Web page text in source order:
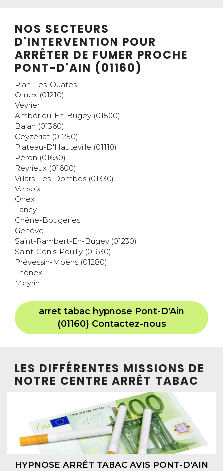
NOS SECTEURS
D'INTERVENTION POUR
ARRÊTER DE FUMER PROCHE
PONT-D'AIN (01160)
Plan-Les-Ouates
Ornex (01210)
Veyrier
Ambérieu-En-Bugey (01500)
Balan (01360)
Ceyzériat (01250)
Plateau-D'Hauteville (01110)
Péron (01630)
Reyrieux (01600)
Villars-Les-Dombes (01330)
Versoix
Onex
Lancy
Chêne-Bougeries
Genève
Saint-Rambert-En-Bugey (01230)
Saint-Genis-Pouilly (01630)
Prévessin-Moëns (01280)
Thônex
Meyrin
arret tabac hypnose Pont-D'Ain
(01160) Contactez-nous
LES DIFFÉRENTES MISSIONS DE
NOTRE CENTRE ARRÊT TABAC
HYPNOSE ARRÊT TABAC AVIS PONT-D'AIN